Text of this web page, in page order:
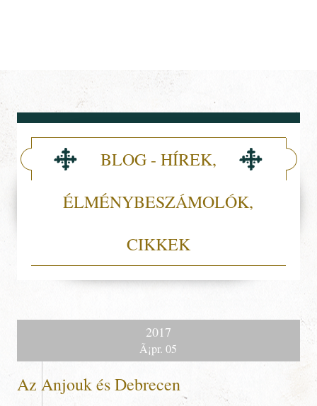
BLOG - HÍREK,
ÉLMÉNYBESZÁMOLÓK,
CIKKEK
2017
Ã¡pr. 05
Az Anjouk és Debrecen